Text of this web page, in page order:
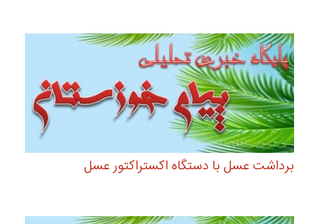
برداشت عسل با دستگاه اکستراکتور عسل